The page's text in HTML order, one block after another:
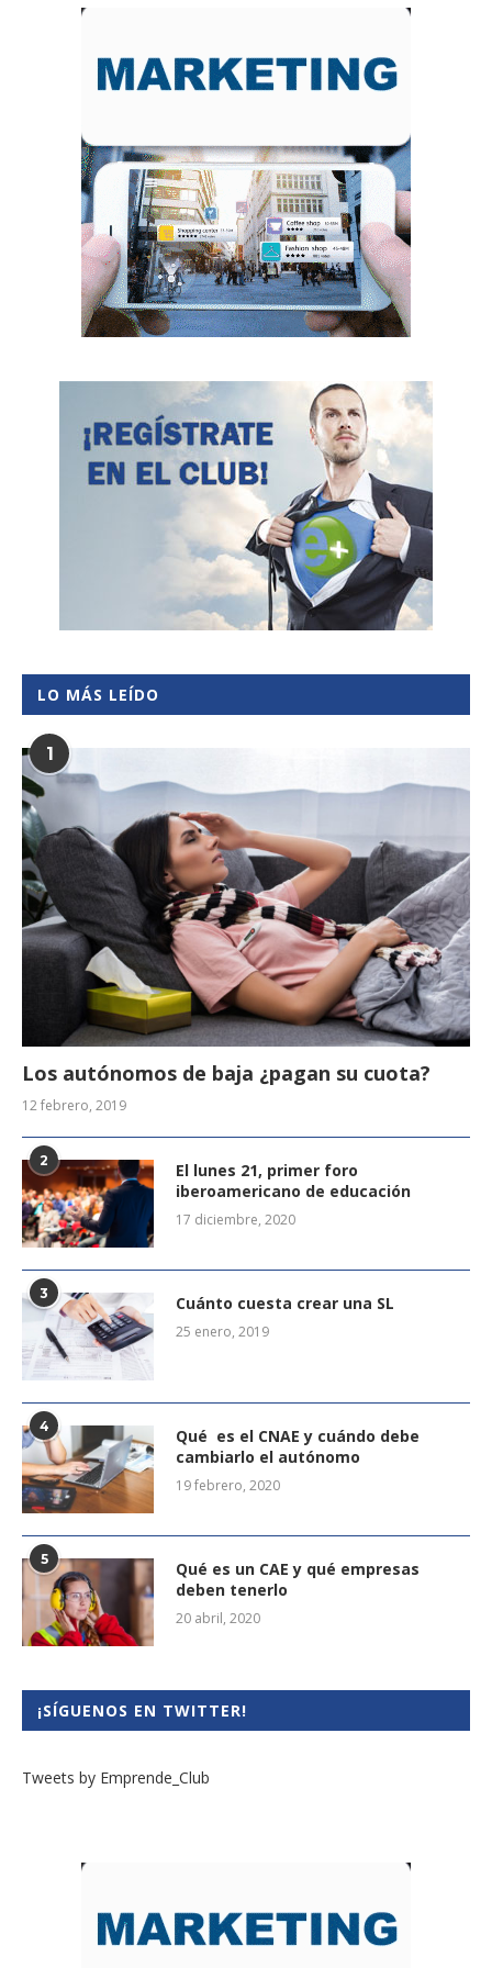
LO MÁS LEÍDO
1
Los autónomos de baja ¿pagan su cuota?
12 febrero, 2019
2
El lunes 21, primer foro
iberoamericano de educación
17 diciembre, 2020
3 Cuánto cuesta crear una SL
25 enero, 2019
4
Qué es el CNAE y cuándo debe
cambiarlo el autónomo
19 febrero, 2020
5
Qué es un CAE y qué empresas
deben tenerlo
20 abril, 2020
¡SÍGUENOS EN TWITTER!
Tweets by Emprende_Club